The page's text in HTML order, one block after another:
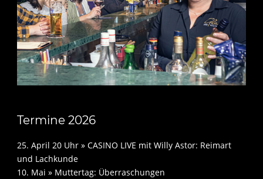
Termine 2026
25. April 20 Uhr » CASINO LIVE mit Willy Astor: Reimart
und Lachkunde
10. Mai » Muttertag: Überraschungen